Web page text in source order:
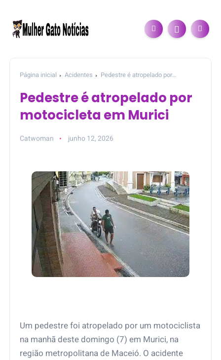
Página inicial Acidentes
Pedestre é atropelado por
Pedestre é atropelado por
motocicleta em Murici
Catwoman junho 12, 2026
Um pedestre foi atropelado por um motociclista
na manhã deste domingo (7) em Murici, na
região metropolitana de Maceió. O acidente